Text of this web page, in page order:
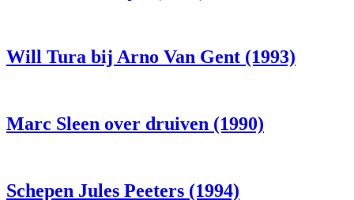
Will Tura bij Arno Van Gent (1993)
Marc Sleen over druiven (1990)
Schepen Jules Peeters (1994)